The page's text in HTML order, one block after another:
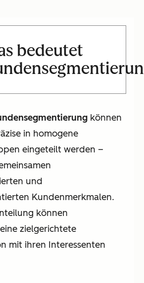
bedeutet
können
in homogene
eingeteilt werden –
und
Kundenmerkmalen.
können
zielgerichtete
mit ihren Interessenten